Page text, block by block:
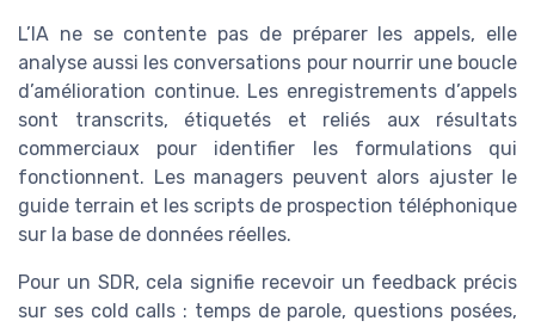
L’IA ne se contente pas de préparer les appels, elle
analyse aussi les conversations pour nourrir une boucle
d’amélioration continue. Les enregistrements d’appels
sont transcrits, étiquetés et reliés aux résultats
commerciaux pour identifier les formulations qui
fonctionnent. Les managers peuvent alors ajuster le
guide terrain et les scripts de prospection téléphonique
sur la base de données réelles.
Pour un SDR, cela signifie recevoir un feedback précis
sur ses cold calls : temps de parole, questions posées,